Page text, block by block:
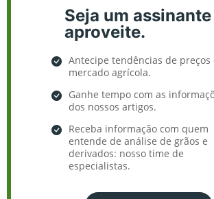
Seja um assinante
aproveite.
Antecipe tendências de preços
mercado agrícola.
Ganhe tempo com as
dos nossos artigos.
Receba informação com quem
entende de análise de grãos e
derivados: nosso time de
especialistas.